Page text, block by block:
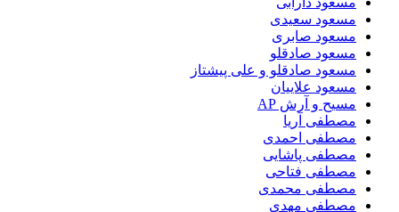
مسعود سعیدی
مسعود صابری
مسعود صادقلو
مسعود صادقلو و علی پیشتاز
مسعود علاییان
مسیح و آرش AP
مصطفی آریا
مصطفی احمدی
مصطفی پاشایی
مصطفی فتاحی
مصطفی محمدی
مصطفی مهدی